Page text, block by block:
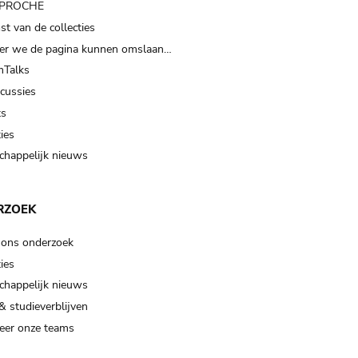
van de collecties
we de pagina kunnen omslaan…
nieuws
onderzoek
nieuws
studieverblijven
onze teams